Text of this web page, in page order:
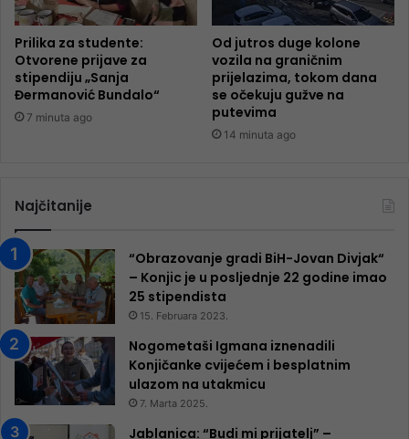
Prilika za studente:
Otvorene prijave za
stipendiju „Sanja
Đermanović Bundalo“
7 minuta ago
Od jutros duge kolone
vozila na graničnim
prijelazima, tokom dana
se očekuju gužve na
putevima
14 minuta ago
Najčitanije
“Obrazovanje gradi BiH-Jovan Divjak“
– Konjic je u posljednje 22 godine imao
25 ​​stipendista
15. Februara 2023.
Nogometaši Igmana iznenadili
Konjičanke cvijećem i besplatnim
ulazom na utakmicu
7. Marta 2025.
Jablanica: “Budi mi prijatelj” –